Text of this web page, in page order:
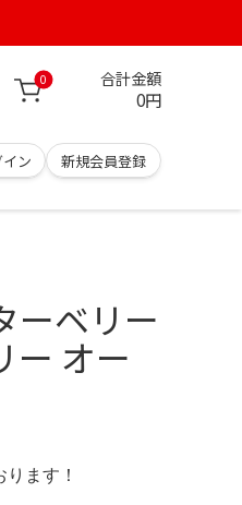
0 合計金額
0円
ン 新規会員登録
ベリー
ー オー
ます！